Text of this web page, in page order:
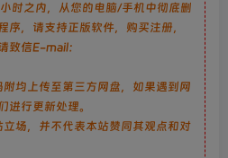
时之内，从您的电脑/手机中彻底删
序，请支持正版软件，购买注册，
致信E-mail：
均上传至第三方网盘，如果遇到网
进行更新处理。
场，并不代表本站赞同其观点和对